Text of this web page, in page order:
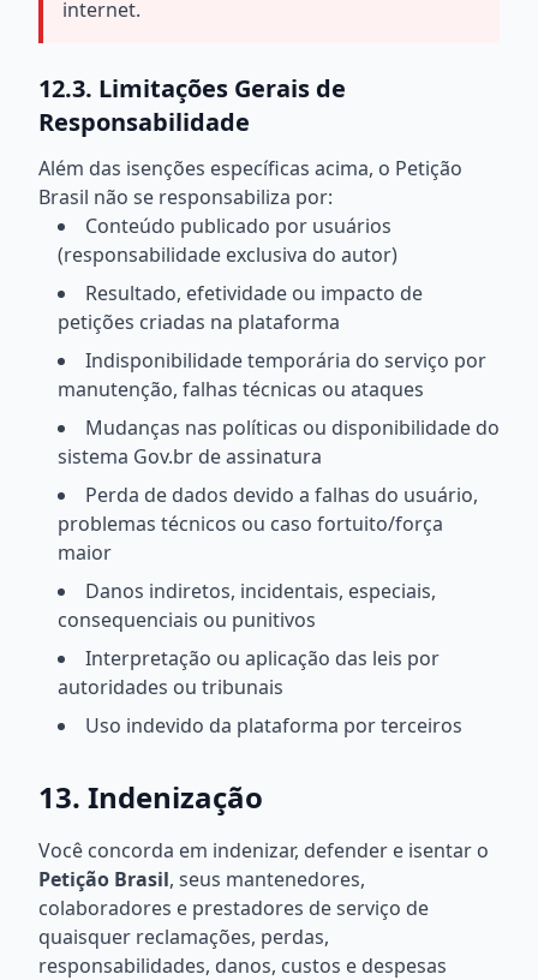
internet.
12.3. Limitações Gerais de
Responsabilidade
Além das isenções específicas acima, o Petição
Brasil não se responsabiliza por:
Conteúdo publicado por usuários
(responsabilidade exclusiva do autor)
Resultado, efetividade ou impacto de
petições criadas na plataforma
Indisponibilidade temporária do serviço por
manutenção, falhas técnicas ou ataques
Mudanças nas políticas ou disponibilidade do
sistema Gov.br de assinatura
Perda de dados devido a falhas do usuário,
problemas técnicos ou caso fortuito/força
maior
Danos indiretos, incidentais, especiais,
consequenciais ou punitivos
Interpretação ou aplicação das leis por
autoridades ou tribunais
Uso indevido da plataforma por terceiros
13. Indenização
Você concorda em indenizar, defender e isentar o
Petição Brasil, seus mantenedores,
colaboradores e prestadores de serviço de
quaisquer reclamações, perdas,
responsabilidades, danos, custos e despesas